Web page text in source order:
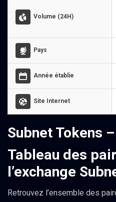
Volume (24H)
Pays
Année établie
Site Internet
Subnet Tokens
Tableau des
l’exchange
Retrouvez l’ensemble des